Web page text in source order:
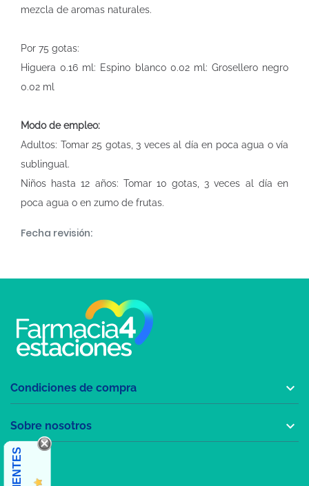
mezcla de aromas naturales.
Por 75 gotas:
Higuera 0.16 ml: Espino blanco 0.02 ml: Grosellero negro
0.02 ml
Modo de empleo:
Adultos: Tomar 25 gotas, 3 veces al día en poca agua o vía
sublingual.
Niños hasta 12 años: Tomar 10 gotas, 3 veces al día en
poca agua o en zumo de frutas.
Fecha revisión:
Condiciones de compra 
Sobre nosotros 